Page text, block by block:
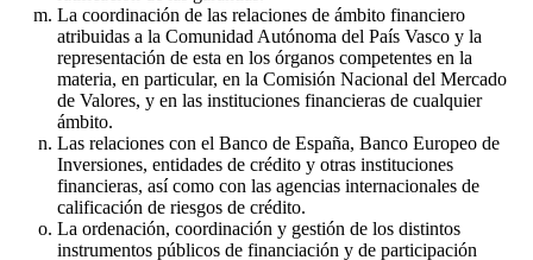
La coordinación de las relaciones de ámbito financiero
atribuidas a la Comunidad Autónoma del País Vasco y la
representación de esta en los órganos competentes en la
materia, en particular, en la Comisión Nacional del Mercado
de Valores, y en las instituciones financieras de cualquier
ámbito.
Las relaciones con el Banco de España, Banco Europeo de
Inversiones, entidades de crédito y otras instituciones
financieras, así como con las agencias internacionales de
calificación de riesgos de crédito.
La ordenación, coordinación y gestión de los distintos
instrumentos públicos de financiación y de participación